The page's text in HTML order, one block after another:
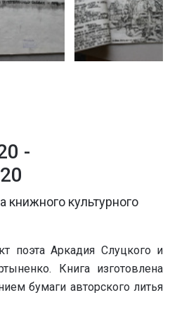
-
книжного культурного
поэта Аркадия Слуцкого и
Книга изготовлена
бумаги авторского литья